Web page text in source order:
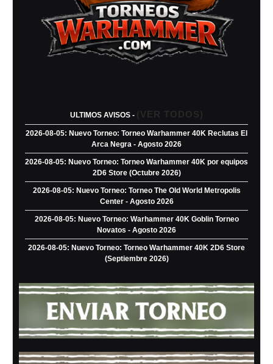
ULTIMOS AVISOS - (VER TODOS)
2026-08-05: Nuevo Torneo: Torneo Warhammer 40K Reclutas El
Arca Negra - Agosto 2026
2026-08-05: Nuevo Torneo: Torneo Warhammer 40K por equipos
2D6 Store (Octubre 2026)
2026-08-05: Nuevo Torneo: Torneo The Old World Metropolis
Center - Agosto 2026
2026-08-05: Nuevo Torneo: Warhammer 40K Goblin Torneo
Novatos - Agosto 2026
2026-08-05: Nuevo Torneo: Torneo Warhammer 40K 2D6 Store
(Septiembre 2026)